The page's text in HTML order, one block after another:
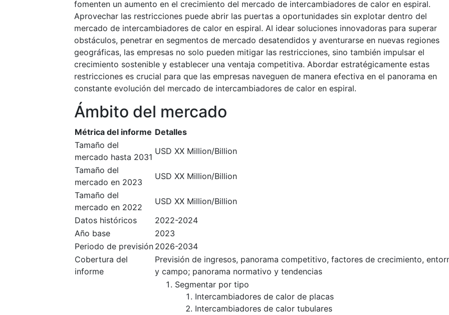
fomenten un aumento en el crecimiento del mercado de intercambiadores de calor en espiral.
Aprovechar las restricciones puede abrir las puertas a oportunidades sin explotar dentro del
mercado de intercambiadores de calor en espiral. Al idear soluciones innovadoras para superar
obstáculos, penetrar en segmentos de mercado desatendidos y aventurarse en nuevas regiones
geográficas, las empresas no solo pueden mitigar las restricciones, sino también impulsar el
crecimiento sostenible y establecer una ventaja competitiva. Abordar estratégicamente estas
restricciones es crucial para que las empresas naveguen de manera efectiva en el panorama en
constante evolución del mercado de intercambiadores de calor en espiral.
Ámbito del mercado
Métrica del informe Detalles
Tamaño del
mercado hasta 2031
USD XX Million/Billion
Tamaño del
mercado en 2023
USD XX Million/Billion
Tamaño del
mercado en 2022
USD XX Million/Billion
Datos históricos
2022-2024
Año base
2023
Periodo de previsión 2026-2034
Cobertura del
informe
Previsión de ingresos, panorama competitivo, factores de crecimiento,
y campo; panorama normativo y tendencias
Segmentar por tipo
Intercambiadores de calor de placas
Intercambiadores de calor tubulares